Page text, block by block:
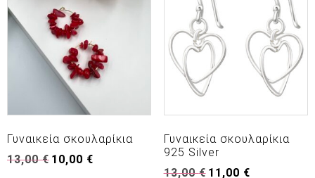
Γυναικεία σκουλαρίκια
13,00€ Original
10,00 €
Γυναικεία σκουλαρίκια
925 Silver
13,00€ Original
11,00 €Η